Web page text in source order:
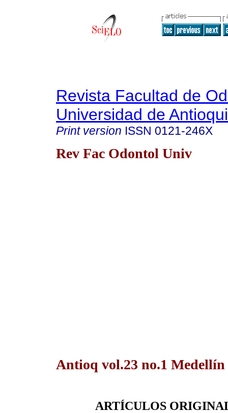
Revista Facultad de
Universidad de
Print version ISSN 0121-246X
Rev Fac Odontol Univ
Antioq vol.23 no.1 Medellín
ARTÍCULOS